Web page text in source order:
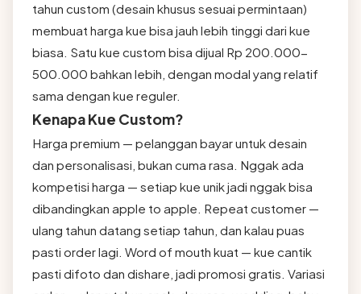
tahun custom (desain khusus sesuai permintaan)
membuat harga kue bisa jauh lebih tinggi dari kue
biasa. Satu kue custom bisa dijual Rp 200.000-
500.000 bahkan lebih, dengan modal yang relatif
sama dengan kue reguler.
Kenapa Kue Custom?
Harga premium — pelanggan bayar untuk desain
dan personalisasi, bukan cuma rasa. Nggak ada
kompetisi harga — setiap kue unik jadi nggak bisa
dibandingkan apple to apple. Repeat customer —
ulang tahun datang setiap tahun, dan kalau puas
pasti order lagi. Word of mouth kuat — kue cantik
pasti difoto dan dishare, jadi promosi gratis. Variasi